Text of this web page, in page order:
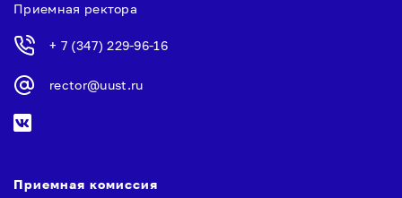
Приемная ректора
+ 7 (347) 229-96-16
rector@uust.ru
Приемная комиссия